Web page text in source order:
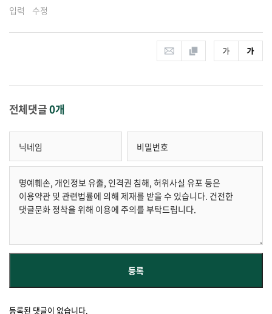
입력 수정
전체댓글0개
등록된 댓글이 없습니다.